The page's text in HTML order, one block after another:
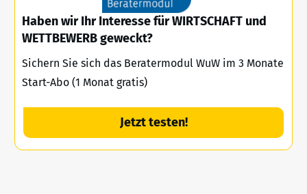
Haben wir Ihr Interesse für WIRTSCHAFT und
WETTBEWERB geweckt?
Sichern Sie sich das Beratermodul WuW im 3 Monate
Start-Abo (1 Monat gratis)
Jetzt testen!